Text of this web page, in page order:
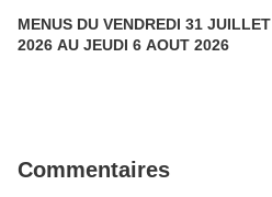
MENUS DU VENDREDI 31 JUILLET
2026 AU JEUDI 6 AOUT 2026
Commentaires